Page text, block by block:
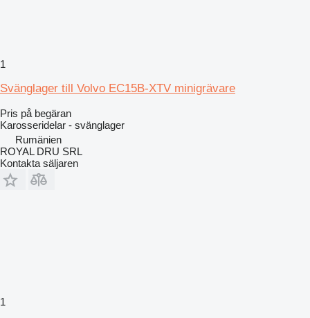
1
Svänglager till Volvo EC15B-XTV minigrävare
Pris på begäran
Karosseridelar - svänglager
Rumänien
ROYAL DRU SRL
Kontakta säljaren
1